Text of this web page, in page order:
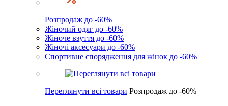
Розпродаж до -60%
Жіночий одяг до -60%
Жіноче взуття до -60%
Жіночі аксесуари до -60%
Спортивне спорядження для жінок до -60%
Переглянути всі товари Розпродаж до -60%